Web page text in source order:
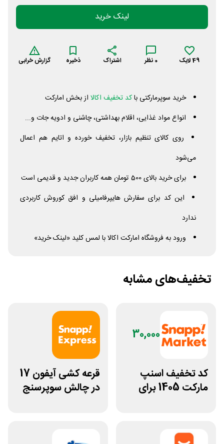
لینک خرید
49لایک 0 نظر اشتراک ذخیره گزارش خرابی
خرید سوپرمارکتی باکد تخفیف اکالا از بخش امارکت
انواع مواد غذایی، اقلام بهداشتی، چاشنی و ادویه جات و...
روی کالای تنظیم بازار، تخفیف خورده و اتایم هم اعمال
می‌شود
برای خرید بالای 500 تومان همه کاربران جدید و قدیمی است
این کد برای سفارش هایپرفامیلی و افق کوروش کاربردی
ندارد
ورود به فروشگاه امارکت اکالا با لمس کلید «لینک خرید»
تخفیف‌های مشابه
30,000
کد تخفیف اسنپ
مارکت 1405 برای
قرعه کشی آیفون 17
در چالش سوپرسنج